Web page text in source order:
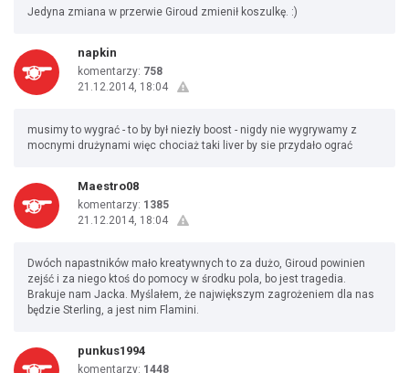
Jedyna zmiana w przerwie Giroud zmienił koszulkę. :)
napkin
komentarzy: 758
21.12.2014, 18:04
musimy to wygrać - to by był niezły boost - nigdy nie wygrywamy z
mocnymi drużynami więc chociaż taki liver by sie przydało ograć
Maestro08
komentarzy: 1385
21.12.2014, 18:04
Dwóch napastników mało kreatywnych to za dużo, Giroud powinien
zejść i za niego ktoś do pomocy w środku pola, bo jest tragedia.
Brakuje nam Jacka. Myślałem, że największym zagrożeniem dla nas
będzie Sterling, a jest nim Flamini.
punkus1994
komentarzy: 1448